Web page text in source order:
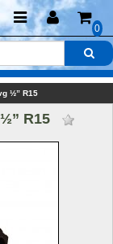
0
½” R15
R15